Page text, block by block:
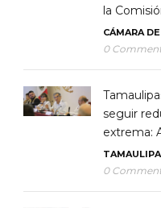
la
CÁMARA
0
seguir
extrema:
0